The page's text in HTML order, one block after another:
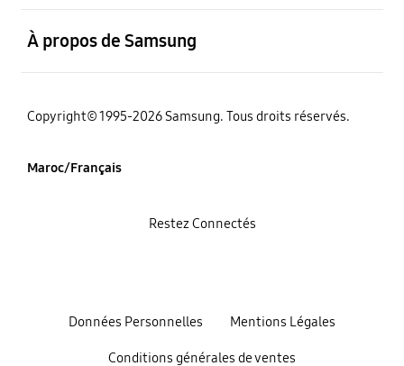
À propos de Samsung
Copyright© 1995-2026 Samsung. Tous droits réservés.
Maroc/Français
Données Personnelles Mentions Légales
Conditions générales de ventes
Restez Connectés